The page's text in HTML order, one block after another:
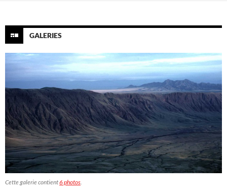
GALERIES
Cette galerie contient6 photos